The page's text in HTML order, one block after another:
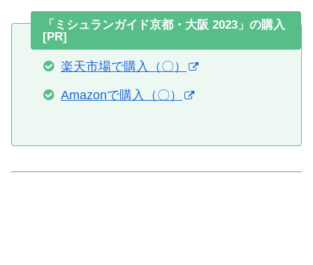
「ミシュランガイド京都・大阪 2023」の購入
[PR]
楽天市場で購入（〇）
Amazonで購入（〇）